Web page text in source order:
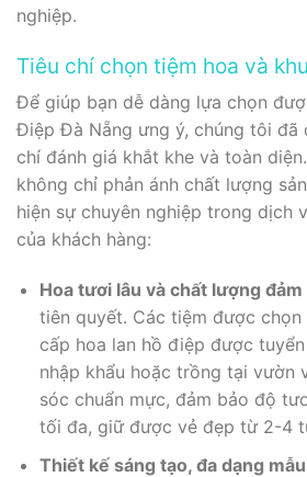
nghiệp.
Tiêu chí chọn tiệm hoa và
Để giúp bạn dễ dàng lựa chọn
Điệp Đà Nẵng ưng ý, chúng tôi đã
chí đánh giá khắt khe và toàn
không chỉ phản ánh chất lượng
hiện sự chuyên nghiệp trong dịch
của khách hàng:
Hoa tươi lâu và chất lượng đảm
tiên quyết. Các tiệm được
cấp hoa lan hồ điệp được
nhập khẩu hoặc trồng tại vườn
sóc chuẩn mực, đảm bảo độ
tối đa, giữ được vẻ đẹp từ 2-4
Thiết kế sáng tạo, đa dạng